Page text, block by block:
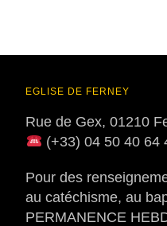
EGLISE DE FERNEY
Rue de Gex, 01210
(+33) 04 50 40 64
Pour des
au catéchisme, au
PERMANENCE